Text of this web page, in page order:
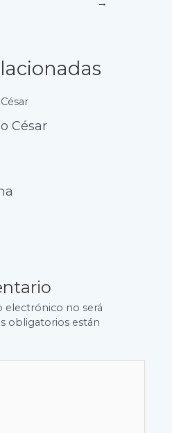
→
César
electrónico no será
obligatorios están